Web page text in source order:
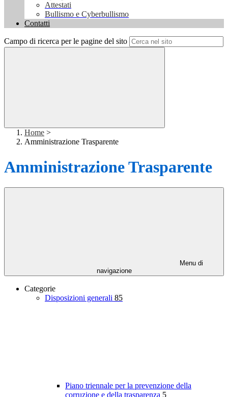
Attestati
Bullismo e Cyberbullismo
Contatti
Campo di ricerca per le pagine del sito
Home >
Amministrazione Trasparente
Amministrazione Trasparente
Menu di
navigazione
Categorie
Disposizioni generali 85
Piano triennale per la prevenzione della
corruzione e della trasparenza 5